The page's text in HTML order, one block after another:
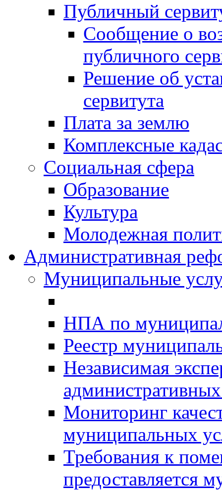
Публичный
Сообщение о
публичного
Решение об
сервитута
Плата за землю
Комплексные
Социальная сфера
Образование
Культура
Молодежная
Административная
Муниципальные
НПА по
Реестр
Независимая
Мониторинг
муниципальных
Требования к
предоставляется